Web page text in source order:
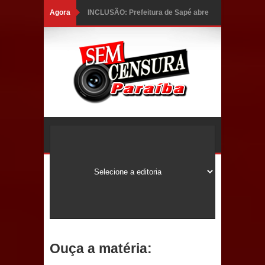
Agora INCLUSÃO: Prefeitura de Sapé abre
Social; veja documentação
necessária!
Ouça a matéria: